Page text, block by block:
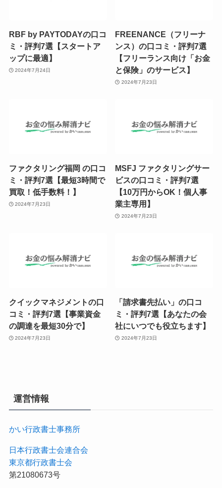
RBF by PAYTODAYの口コ
ミ・評判7選【スタートア
ップに最適】
2024年7月24日
FREENANCE（フリーナ
ンス）の口コミ・評判7選
【フリーランス向け「お金
と保険」のサービス】
2024年7月23日
ファクタリング福岡 の口コ
ミ・評判7選【最短3時間で
買取！低手数料！】
2024年7月23日
MSFJ ファクタリングサー
ビスの口コミ・評判7選
【10万円からOK！個人事
業主専用】
2024年7月23日
クイックマネジメントの口
コミ・評判7選【事業資金
の調達を最短30分で】
2024年7月23日
「請求書先払い」の口コ
ミ・評判7選【あなたの会
社にいつでも役立ちます】
2024年7月23日
運営情報
かい行政書士事務所
日本行政書士会連合会
東京都行政書士会
第21080673号